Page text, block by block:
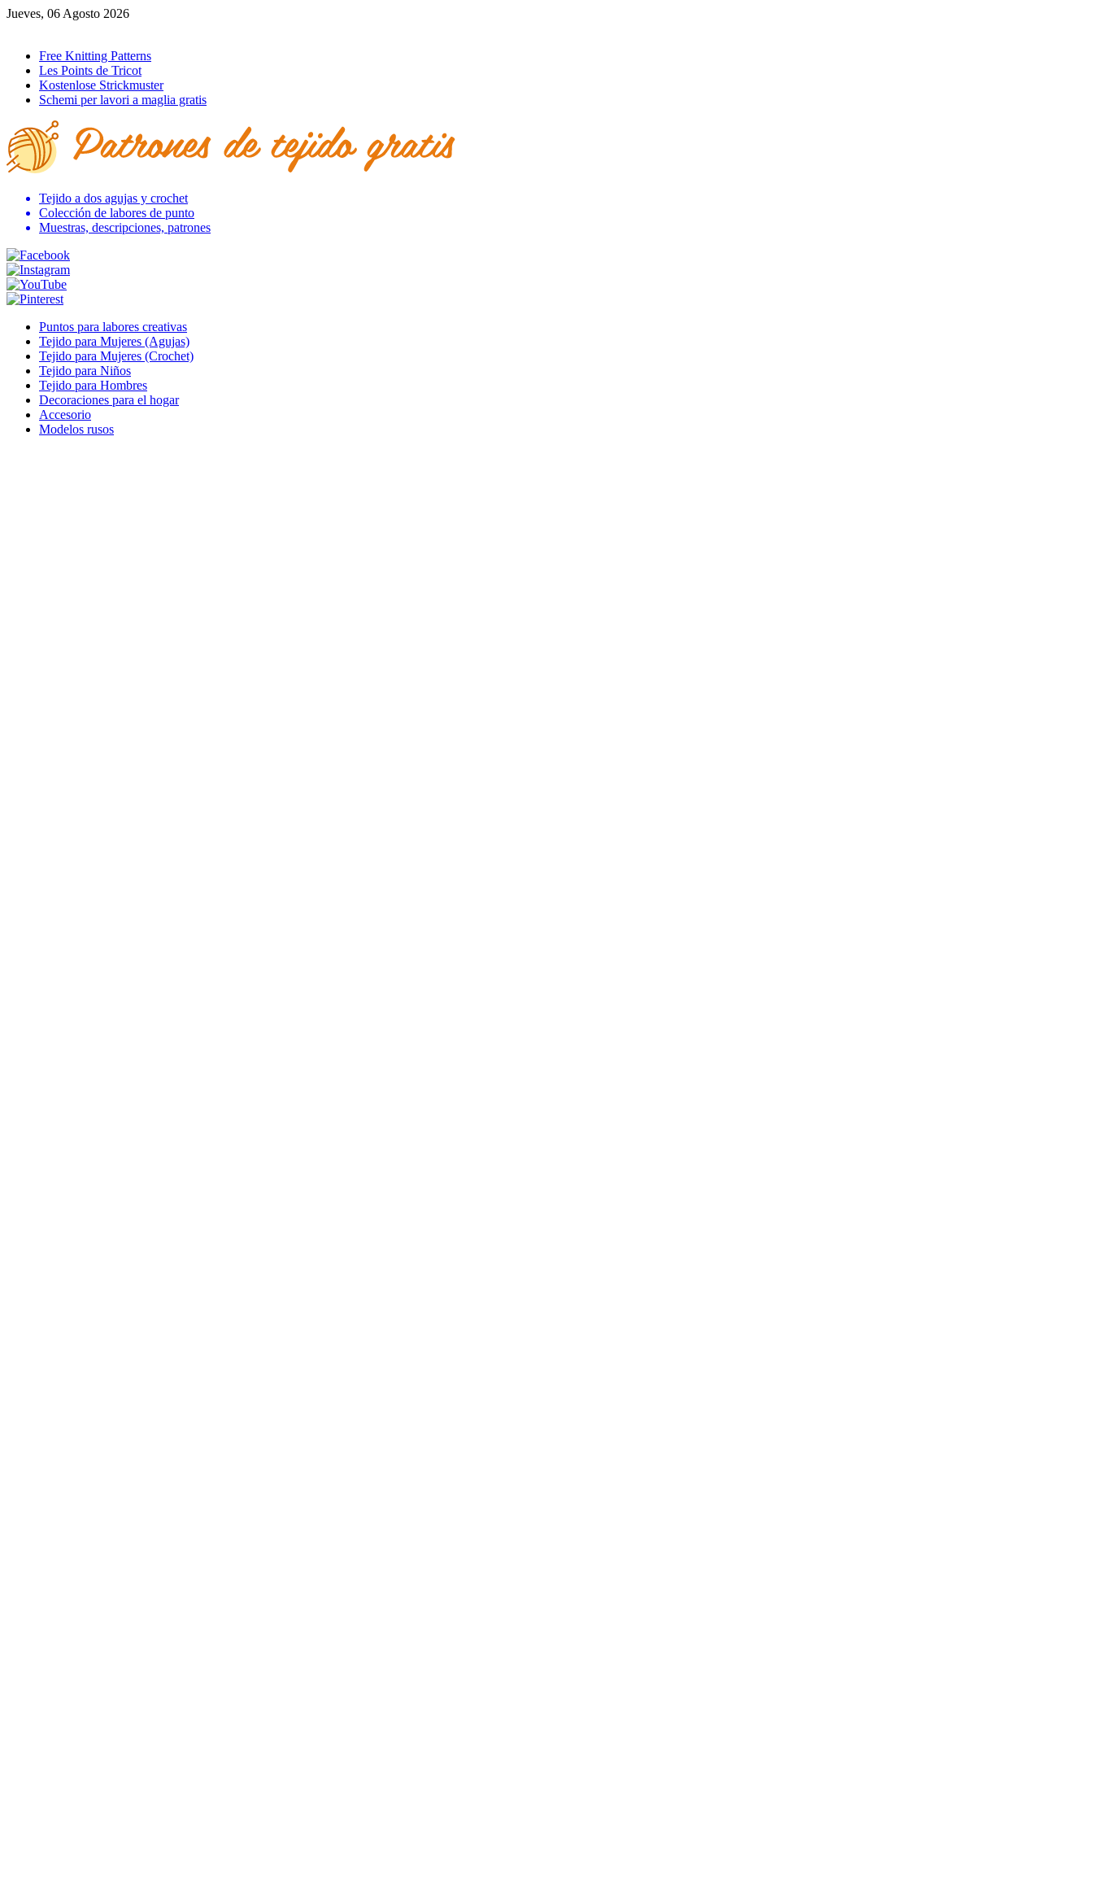
Jueves, 06 Agosto 2026
Free Knitting Patterns
Les Points de Tricot
Kostenlose Strickmuster
Schemi per lavori a maglia gratis
Tejido a dos agujas y crochet
Colección de labores de punto
Muestras, descripciones, patrones
Puntos para labores creativas
Tejido para Mujeres (Agujas)
Tejido para Mujeres (Crochet)
Tejido para Niños
Tejido para Hombres
Decoraciones para el hogar
Accesorio
Modelos rusos